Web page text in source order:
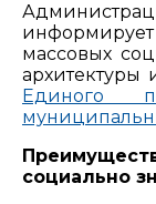
массовых
архитектуры
Единого
социально